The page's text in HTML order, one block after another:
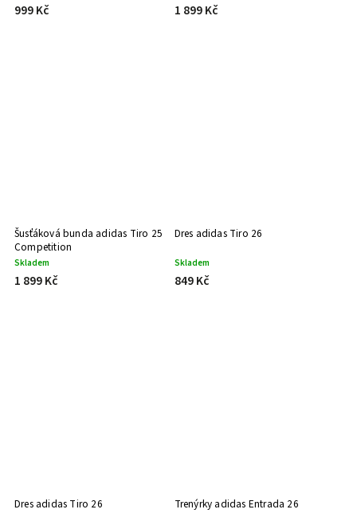
999 Kč 1 899 Kč
Šusťáková bunda adidas Tiro 25
Competition
Skladem
1 899 Kč
Dres adidas Tiro 26
Skladem
849 Kč
Dres adidas Tiro 26 Trenýrky adidas Entrada 26